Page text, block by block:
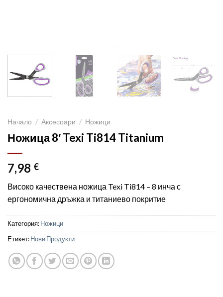
Начало / Аксесоари / Ножици
Ножица 8′ Texi Ti814 Titanium
7,98 €
Високо качествена ножица Texi Ti814 – 8 инча с
ергономична дръжка и титаниево покритие
Категория:Ножици
Етикет:Нови Продукти